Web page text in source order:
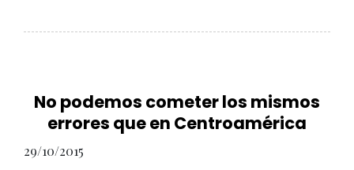
No podemos cometer los mismos
errores que en Centroamérica
29/10/2015